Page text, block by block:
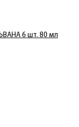
6 шт. 80 мл